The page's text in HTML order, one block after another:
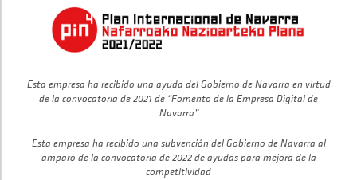
Esta empresa ha recibido una ayuda del Gobierno de Navarra en virtud
de la convocatoria de 2021 de “Fomento de la Empresa Digital de
Navarra”
Esta empresa ha recibido una subvención del Gobierno de Navarra al
amparo de la convocatoria de 2022 de ayudas para mejora de la
competitividad